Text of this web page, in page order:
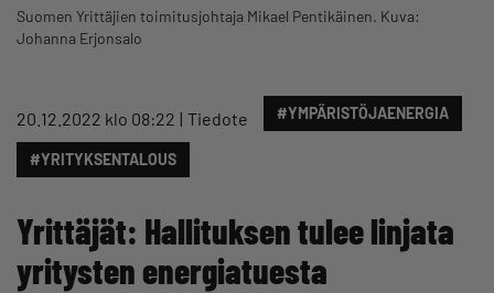
Suomen Yrittäjien toimitusjohtaja Mikael Pentikäinen. Kuva:
Johanna Erjonsalo
20.12.2022 klo 08:22 Tiedote #YMPÄRISTÖJAENERGIA
#YRITYKSENTALOUS
Yrittäjät: Hallituksen tulee linjata
yritysten energiatuesta